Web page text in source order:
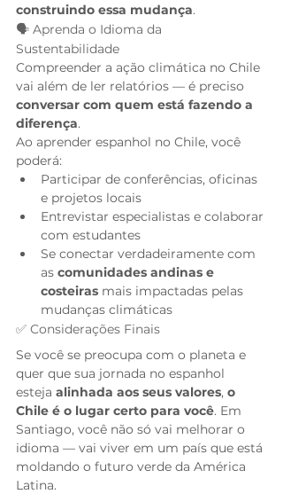
construindo essa mudança.
🗣️ Aprenda o Idioma da
Sustentabilidade
Compreender a ação climática no Chile
vai além de ler relatórios — é preciso
conversar com quem está fazendo a
diferença.
Ao aprender espanhol no Chile, você
poderá:
Participar de conferências, oficinas
e projetos locais
Entrevistar especialistas e colaborar
com estudantes
Se conectar verdadeiramente com
as comunidades andinas e
costeiras mais impactadas pelas
mudanças climáticas
✅ Considerações Finais
Se você se preocupa com o planeta e
quer que sua jornada no espanhol
esteja alinhada aos seus valores, o
Chile é o lugar certo para você. Em
Santiago, você não só vai melhorar o
idioma — vai viver em um país que está
moldando o futuro verde da América
Latina.